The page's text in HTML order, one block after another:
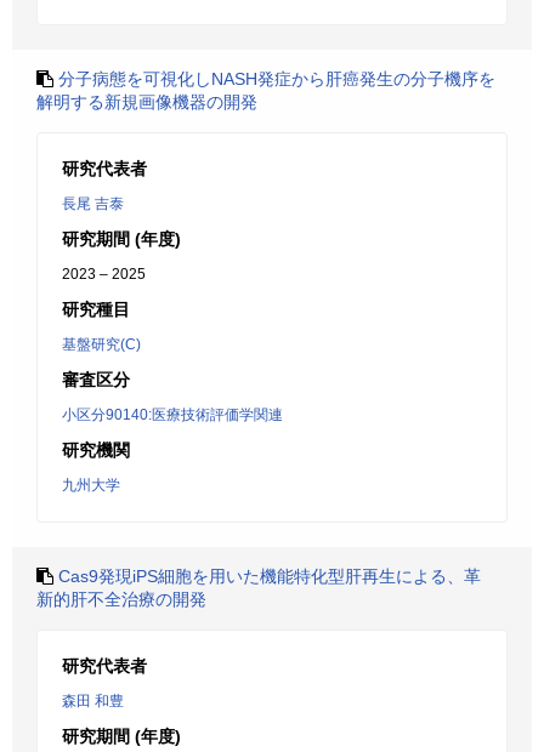
分子病態を可視化しNASH発症から肝癌発生の分子機序を
解明する新規画像機器の開発
研究代表者
長尾 吉泰
研究期間 (年度)
2023 – 2025
研究種目
基盤研究(C)
審査区分
小区分90140:医療技術評価学関連
研究機関
九州大学
Cas9発現iPS細胞を用いた機能特化型肝再生による、革
新的肝不全治療の開発
研究代表者
森田 和豊
研究期間 (年度)